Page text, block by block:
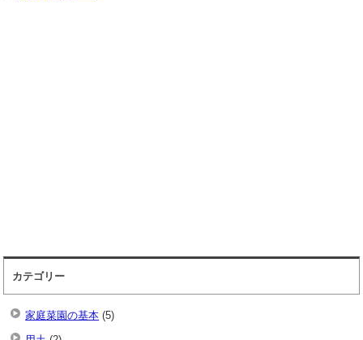
カテゴリー
家庭菜園の基本 (5)